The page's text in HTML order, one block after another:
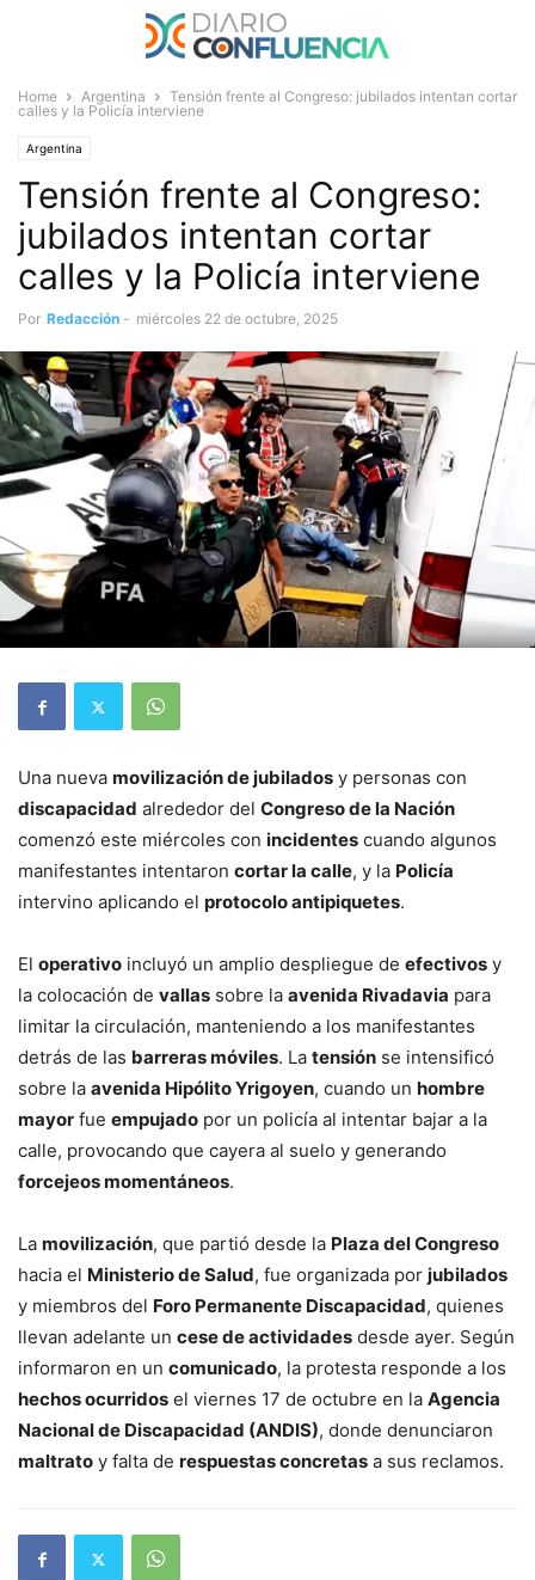
Home Argentina
Tensión frente al Congreso: jubilados intentan cortar
calles y la Policía interviene
Argentina
Tensión frente al Congreso:
jubilados intentan cortar
calles y la Policía interviene
Por Redacción - miércoles 22 de octubre, 2025
Una nueva movilización de jubilados y personas con
discapacidad alrededor del Congreso de la Nación
comenzó este miércoles con incidentes cuando algunos
manifestantes intentaron cortar la calle, y la Policía
intervino aplicando el protocolo antipiquetes.
El operativo incluyó un amplio despliegue de efectivos y
la colocación de vallas sobre la avenida Rivadavia para
limitar la circulación, manteniendo a los manifestantes
detrás de las barreras móviles. La tensión se intensificó
sobre la avenida Hipólito Yrigoyen, cuando un hombre
mayor fue empujado por un policía al intentar bajar a la
calle, provocando que cayera al suelo y generando
forcejeos momentáneos.
La movilización, que partió desde la Plaza del Congreso
hacia el Ministerio de Salud, fue organizada por jubilados
y miembros del Foro Permanente Discapacidad, quienes
llevan adelante un cese de actividades desde ayer. Según
informaron en un comunicado, la protesta responde a los
hechos ocurridos el viernes 17 de octubre en la Agencia
Nacional de Discapacidad (ANDIS), donde denunciaron
maltrato y falta de respuestas concretas a sus reclamos.